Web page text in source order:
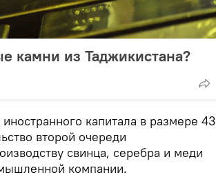
камни из Таджикистана?
капитала в размере 43
второй очереди
свинца, серебра и меди
компании.